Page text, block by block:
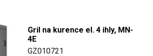
Gril na kurence el. 4 ihly, MN-
4E
GZ010721